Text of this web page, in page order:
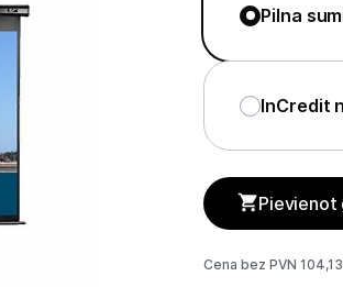
GAMING pasaule >
Portatīvie datori un piederumi
Stacionārie datori un piederumi
Pilna
InCredit
Pievienot
Cena bez PVN